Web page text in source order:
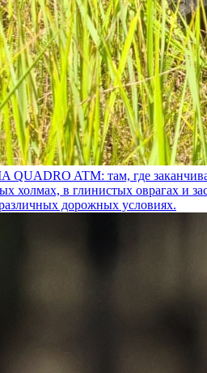
QUADRO ATM: там, где
холмах, в глинистых оврагах и
дорожных условиях.